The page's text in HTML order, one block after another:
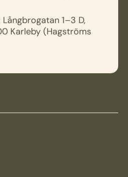
Långbrogatan 1–3 D,
Karleby (Hagströms